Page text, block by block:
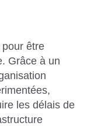
être
Grâce à un
les délais de